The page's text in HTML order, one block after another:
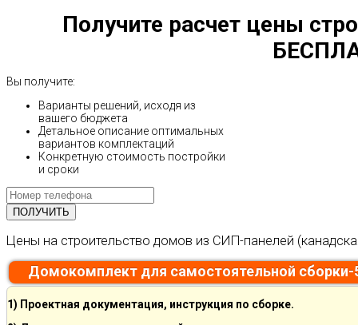
Получите расчет цены
Вы получите:
Варианты решений, исходя из
вашего бюджета
Детальное описание оптимальных
вариантов комплектаций
Конкретную стоимость постройки
и сроки
Цены на строительство домов из СИП-панелей
Домокомплект для самостоятельной
1) Проектная документация, инструкция по сборке.